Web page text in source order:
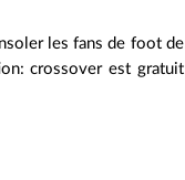
les fans de foot de
crossover est gratuit